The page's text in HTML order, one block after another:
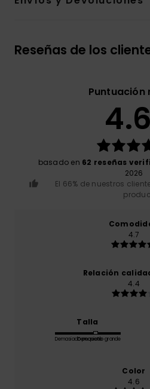
Reseñas de los
Puntuación
4.6
basado en 62 reseñas
2026
El 66% de nuestros
4.7
Relación
4.4
Talla
Demasiado pequeño
Demasiado grande
Color
4.6